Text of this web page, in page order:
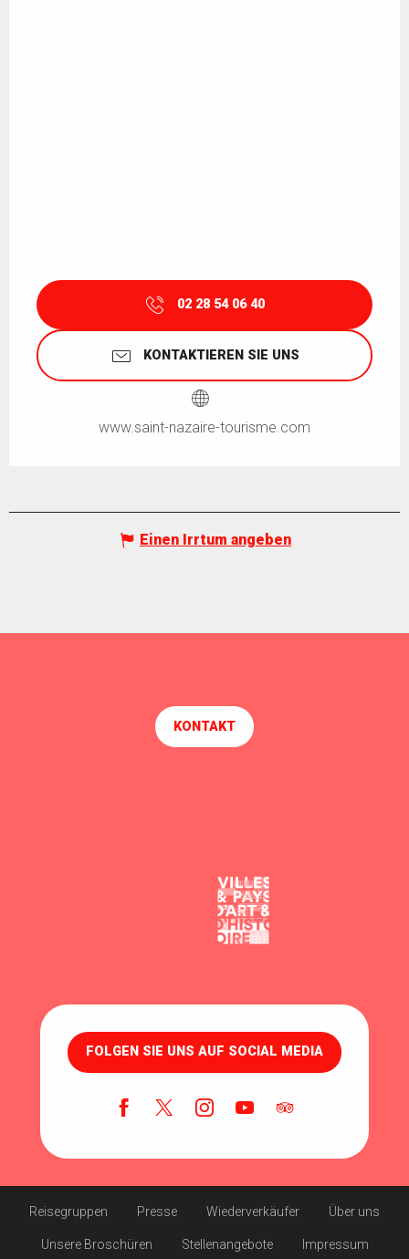
02 28 54 06 40
KONTAKTIEREN SIE UNS
www.saint-nazaire-tourisme.com
Einen Irrtum angeben
KONTAKT
FOLGEN SIE UNS AUF SOCIAL MEDIA
Reisegruppen Presse Wiederverkäufer Über uns
Unsere Broschüren Stellenangebote Impressum